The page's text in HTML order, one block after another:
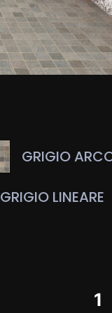
GRIGIO
GRIGIO LINEARE
1